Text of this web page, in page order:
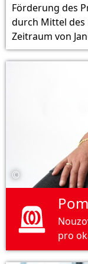
Förderung des
durch Mittel des
Zeitraum von
©
pro